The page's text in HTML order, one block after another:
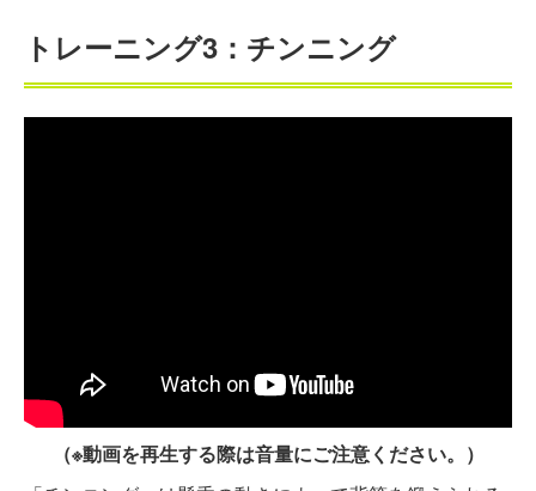
トレーニング3：チンニング
（※動画を再生する際は音量にご注意ください。）